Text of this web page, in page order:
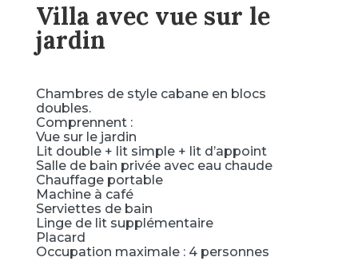
Villa avec vue sur le
jardin
Chambres de style cabane en blocs
doubles.
Comprennent :
Vue sur le jardin
Lit double + lit simple + lit d’appoint
Salle de bain privée avec eau chaude
Chauffage portable
Machine à café
Serviettes de bain
Linge de lit supplémentaire
Placard
Occupation maximale : 4 personnes